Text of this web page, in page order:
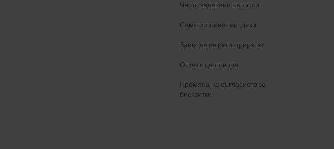
Често задавани въпроси
Само оригинални стоки
Защо да се регистрирате?
Отказ от договора
Промяна на съгласието за
бисквитки